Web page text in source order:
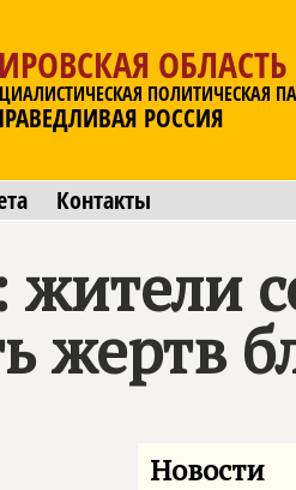
ОБЛАСТЬ
ПОЛИТИЧЕСКАЯ
РОССИЯ
Контакты
жертв
Новости